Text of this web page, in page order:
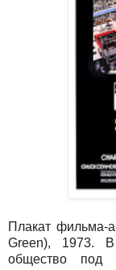
Плакат фильма-
Green), 1973. В
общество под